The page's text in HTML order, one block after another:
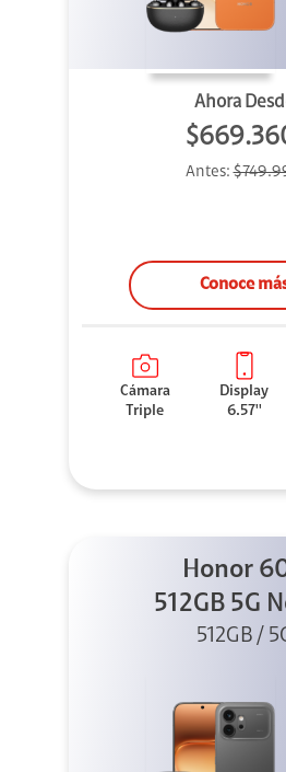
Ahora
Antes:
Conoce
Cámara
Triple
Display
6.57''
Honor
512GB 5G
+ Clip
512GB /